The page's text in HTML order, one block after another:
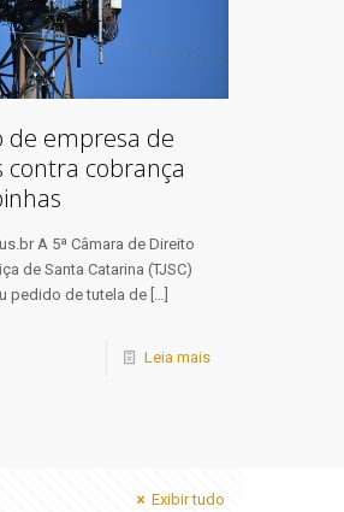
de empresa de
contra cobrança
A 5ª Câmara de Direito
de Santa Catarina (TJSC)
pedido de tutela de[…]
Leia mais
Exibir tudo